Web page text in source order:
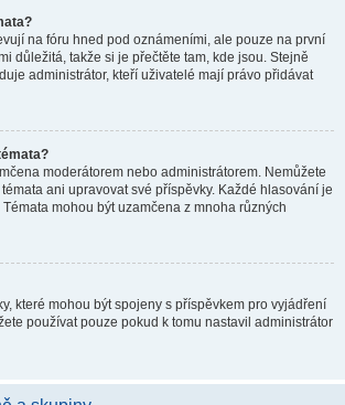
na fóru hned pod oznámeními, ale pouze na první
důležitá, takže si je přečtěte tam, kde jsou. Stejně
administrátor, kteří uživatelé mají právo přidávat
moderátorem nebo administrátorem. Nemůžete
ani upravovat své příspěvky. Každé hlasování je
mohou být uzamčena z mnoha různých
které mohou být spojeny s příspěvkem pro vyjádření
používat pouze pokud k tomu nastavil administrátor